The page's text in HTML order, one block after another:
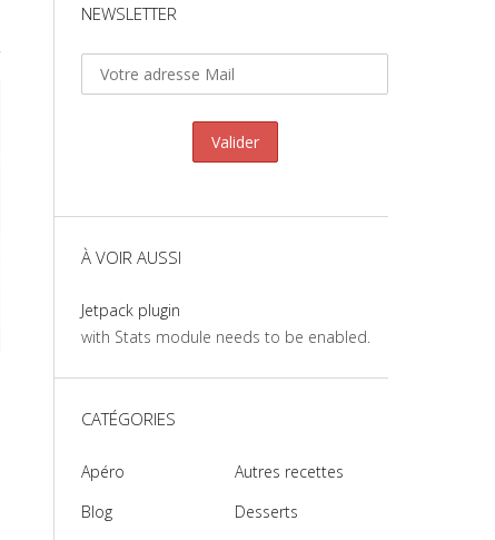
NEWSLETTER
À VOIR AUSSI
Jetpack plugin
with Stats module needs to be enabled.
CATÉGORIES
Apéro
Autres recettes
Blog
Desserts